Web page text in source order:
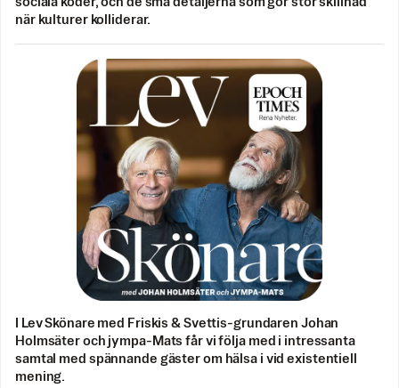
när kulturer kolliderar.
I Lev Skönare med Friskis & Svettis-grundaren Johan
Holmsäter och jympa-Mats får vi följa med i intressanta
samtal med spännande gäster om hälsa i vid existentiell
mening.